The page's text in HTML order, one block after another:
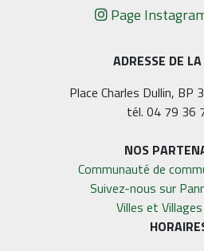
ADRESSE DE
Place Charles Dullin, BP
tél. 04 79 36
NOS
Communauté de
Suivez-nous sur
Villes et
Page